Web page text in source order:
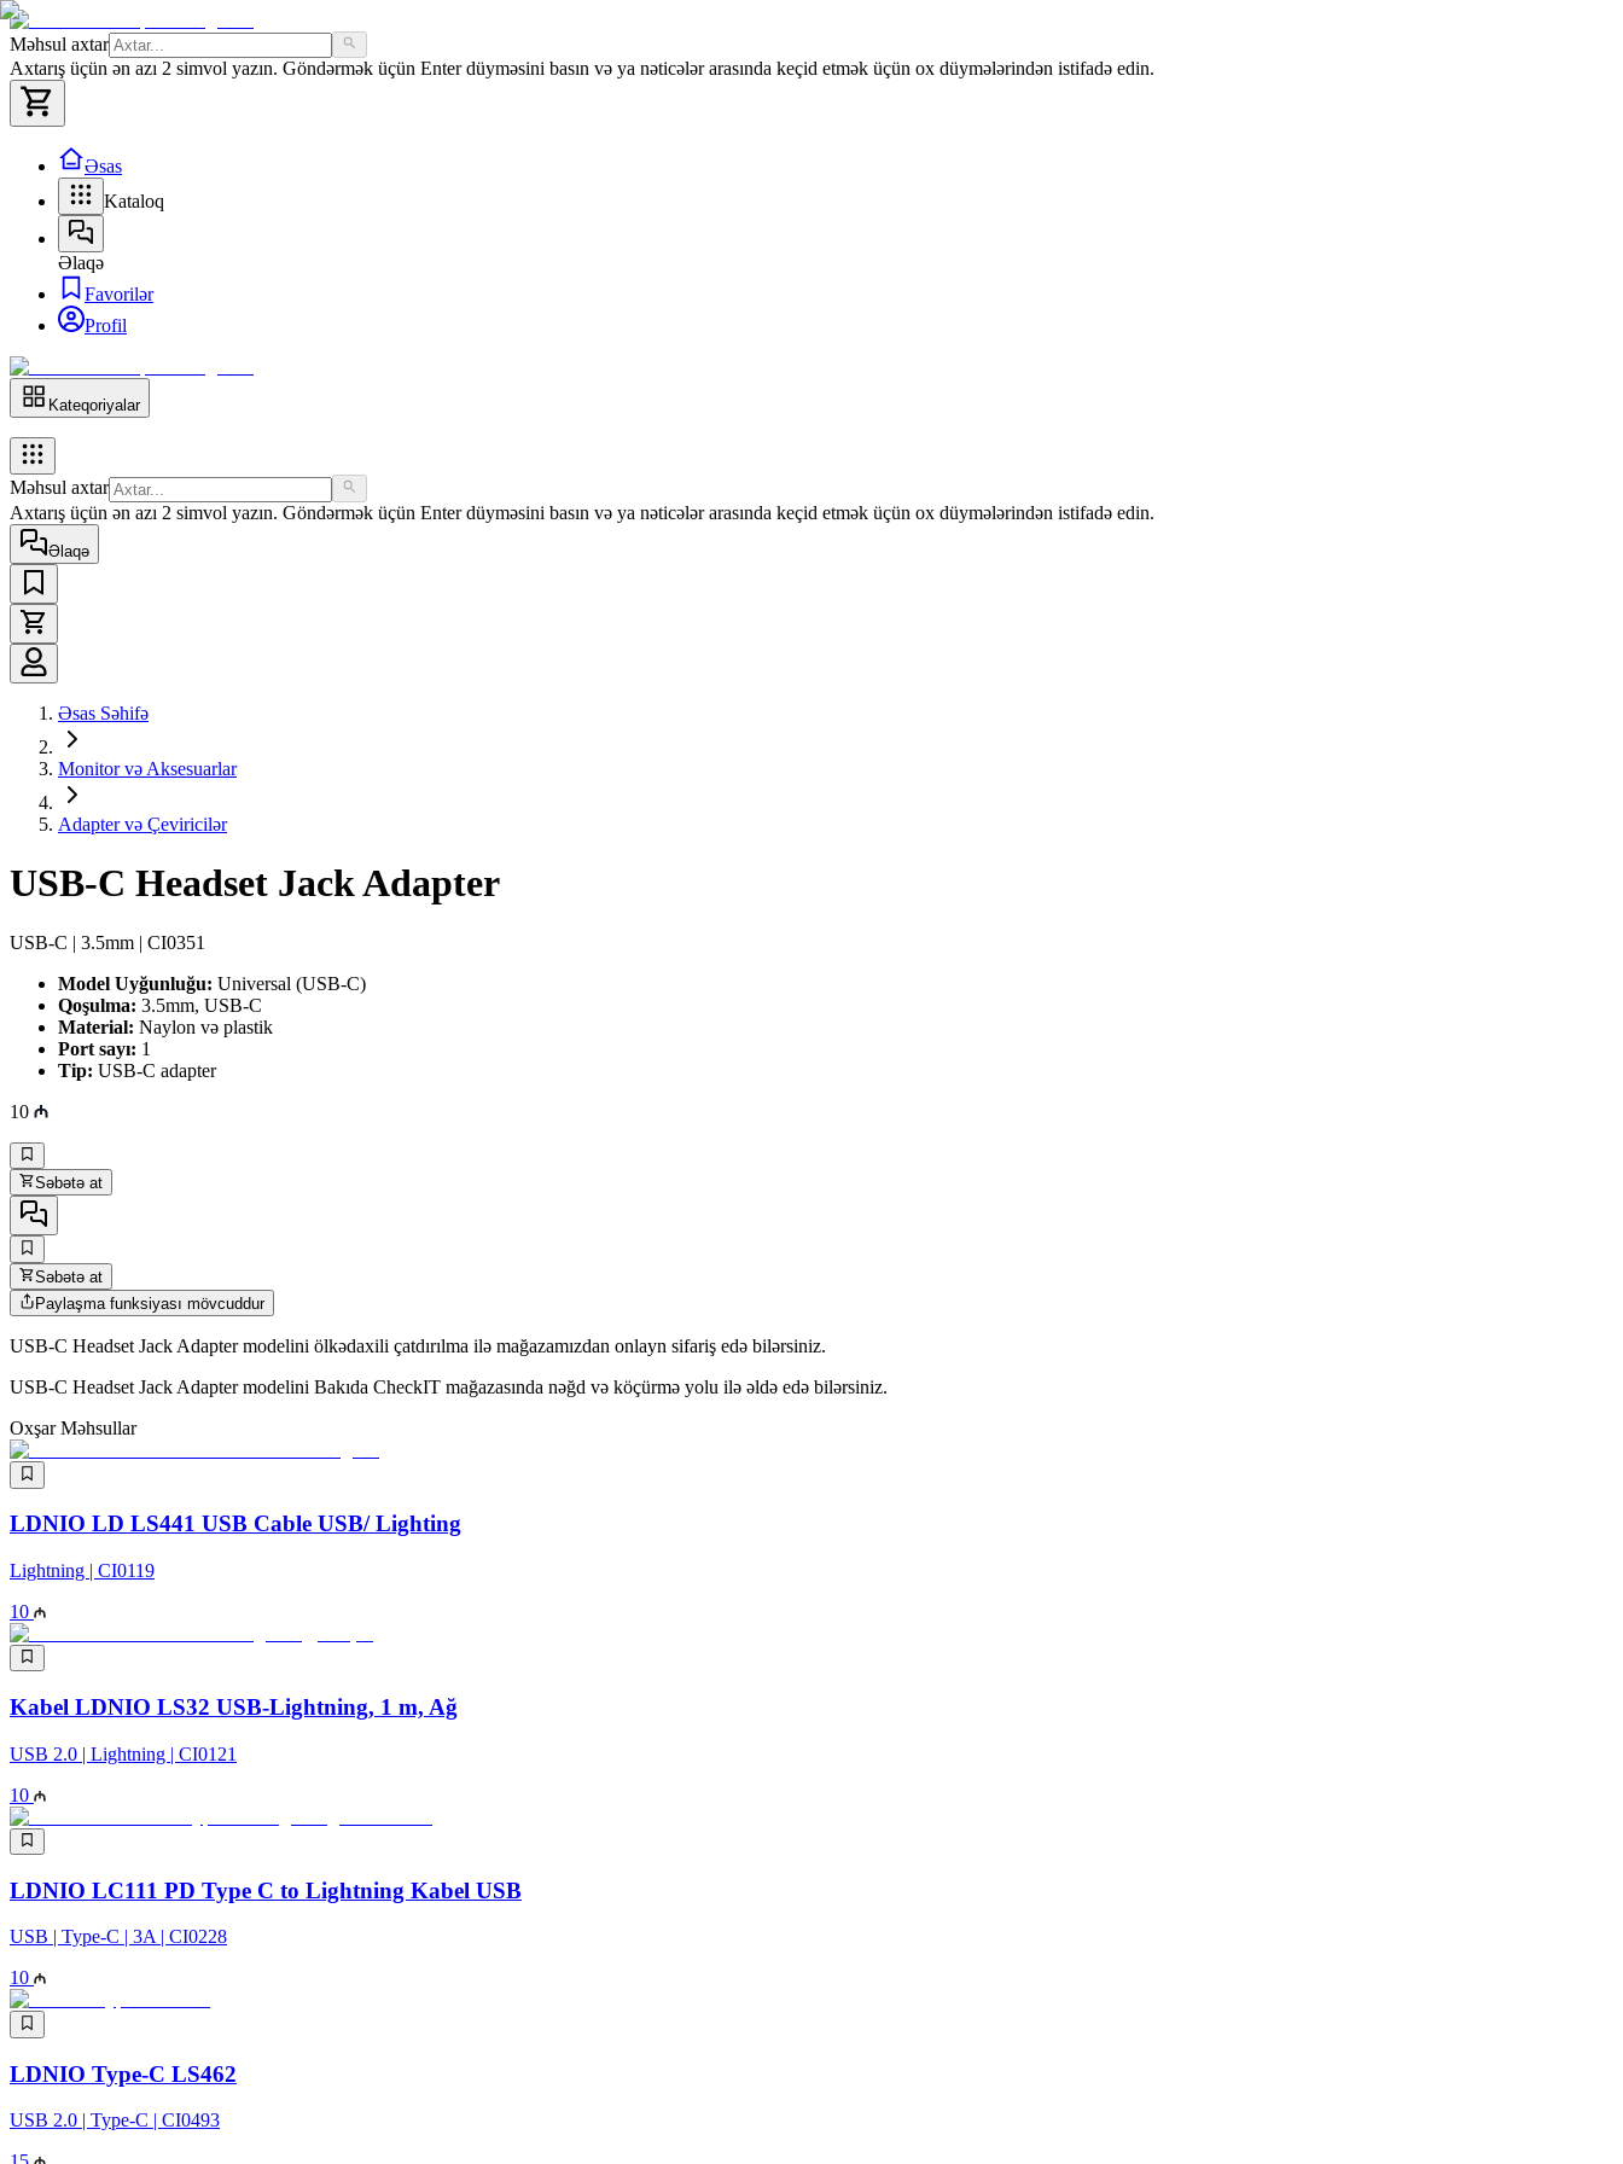
Məhsul axtar
Axtarış üçün ən azı 2 simvol yazın. Göndərmək üçün Enter düyməsini basın və ya nəticələr arasında keçid etmək üçün ox düymələrindən istifadə edin.
Əsas
Kataloq
Əlaqə
Favorilər
Profil
Kateqoriyalar
Məhsul axtar
Axtarış üçün ən azı 2 simvol yazın. Göndərmək üçün Enter düyməsini basın və ya nəticələr arasında keçid etmək üçün ox düymələrindən istifadə edin.
Əlaqə
Əsas Səhifə
Monitor və Aksesuarlar
Adapter və Çeviricilər
USB-C Headset Jack Adapter
USB-C | 3.5mm | CI0351
Model Uyğunluğu: Universal (USB-C)
Qoşulma: 3.5mm, USB-C
Material: Naylon və plastik
Port sayı: 1
Tip: USB-C adapter
10
Səbətə at
Səbətə at
Paylaşma funksiyası mövcuddur
USB-C Headset Jack Adapter modelini ölkədaxili çatdırılma ilə mağazamızdan onlayn sifariş edə bilərsiniz.
USB-C Headset Jack Adapter modelini Bakıda CheckIT mağazasında nəğd və köçürmə yolu ilə əldə edə bilərsiniz.
Oxşar Məhsullar
LDNIO LD LS441 USB Cable USB/ Lighting
Lightning | CI0119
10
Kabel LDNIO LS32 USB-Lightning, 1 m, Ağ
USB 2.0 | Lightning | CI0121
10
LDNIO LC111 PD Type C to Lightning Kabel USB
USB | Type-C | 3A | CI0228
10
LDNIO Type-C LS462
USB 2.0 | Type-C | CI0493